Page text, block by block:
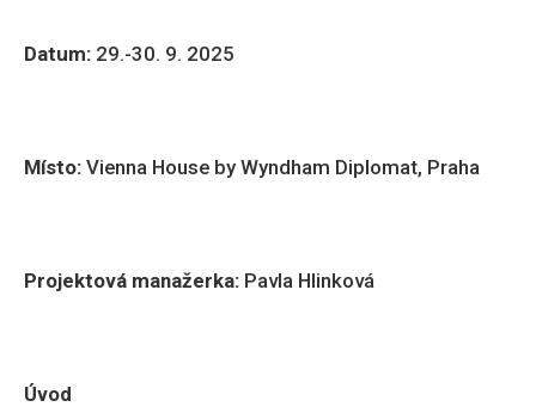
Datum: 29.-30. 9. 2025
Místo:Vienna House by Wyndham Diplomat, Praha
Projektová manažerka: Pavla Hlinková
Úvod